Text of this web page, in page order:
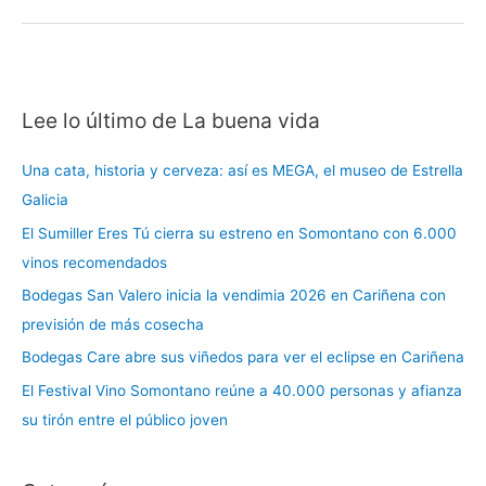
Lee lo último de La buena vida
Una cata, historia y cerveza: así es MEGA, el museo de Estrella
Galicia
El Sumiller Eres Tú cierra su estreno en Somontano con 6.000
vinos recomendados
Bodegas San Valero inicia la vendimia 2026 en Cariñena con
previsión de más cosecha
Bodegas Care abre sus viñedos para ver el eclipse en Cariñena
El Festival Vino Somontano reúne a 40.000 personas y afianza
su tirón entre el público joven
C
t
e
g
o
r
í
a
s